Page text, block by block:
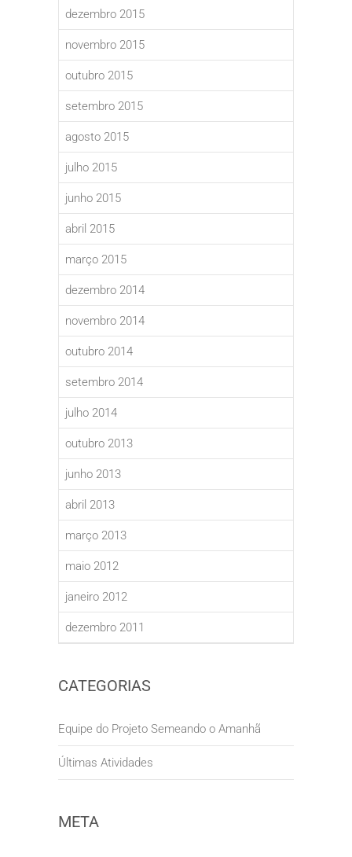
dezembro 2015
novembro 2015
outubro 2015
setembro 2015
agosto 2015
julho 2015
junho 2015
abril 2015
março 2015
dezembro 2014
novembro 2014
outubro 2014
setembro 2014
julho 2014
outubro 2013
junho 2013
abril 2013
março 2013
maio 2012
janeiro 2012
dezembro 2011
CATEGORIAS
Equipe do Projeto Semeando o Amanhã
Últimas Atividades
META